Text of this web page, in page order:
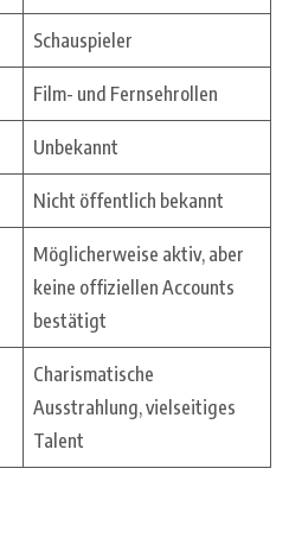
Schauspieler
Film- und Fernsehrollen
Unbekannt
Nicht öffentlich bekannt
Möglicherweise aktiv, aber
keine offiziellen Accounts
bestätigt
Charismatische
Ausstrahlung, vielseitiges
Talent